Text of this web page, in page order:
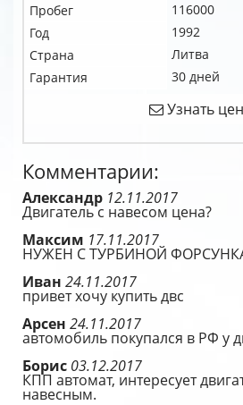
Пробег
116000
Год
1992
Страна
Литва
Гарантия
30 дней
Узнать
Комментарии:
Александр 12.11.2017
Двигатель с навесом цена?
Максим 17.11.2017
НУЖЕН С ТУРБИНОЙ
Иван 24.11.2017
привет хочу купить двс
Арсен 24.11.2017
автомобиль покупался в РФ у
Борис 03.12.2017
КПП автомат, интересует
навесным.